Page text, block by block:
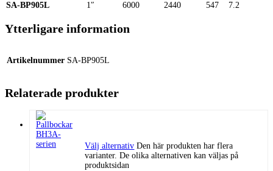
SA-BP905L
1″ 6000 2440 547 7.2
Ytterligare information
Artikelnummer SA-BP905L
Relaterade produkter
Välj alternativ Den här produkten har flera
varianter. De olika alternativen kan väljas på
produktsidan